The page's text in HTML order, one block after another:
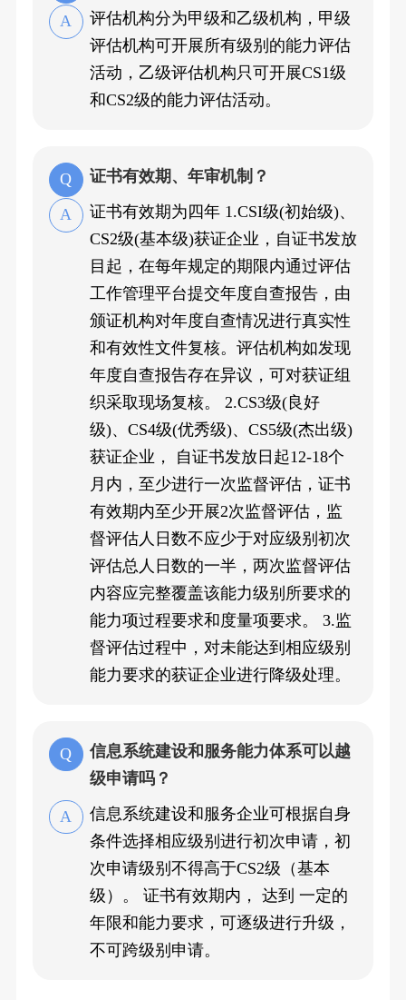
评估机构分为甲级和乙级机构，甲级
评估机构可开展所有级别的能力评估
活动，乙级评估机构只可开展CS1级
和CS2级的能力评估活动。
证书有效期、年审机制？
证书有效期为四年 1.CSI级(初始级)、
CS2级(基本级)获证企业，自证书发放
目起，在每年规定的期限内通过评估
工作管理平台提交年度自查报告，由
颁证机构对年度自查情况进行真实性
和有效性文件复核。评估机构如发现
年度自查报告存在异议，可对获证组
织采取现场复核。 2.CS3级(良好
级)、CS4级(优秀级)、CS5级(杰出级)
获证企业， 自证书发放日起12-18个
月内，至少进行一次监督评估，证书
有效期内至少开展2次监督评估，监
督评估人日数不应少于对应级别初次
评估总人日数的一半，两次监督评估
内容应完整覆盖该能力级别所要求的
能力项过程要求和度量项要求。 3.监
督评估过程中，对未能达到相应级别
能力要求的获证企业进行降级处理。
信息系统建设和服务能力体系可以越
级申请吗？
信息系统建设和服务企业可根据自身
条件选择相应级别进行初次申请，初
次申请级别不得高于CS2级（基本
级）。 证书有效期内， 达到 一定的
年限和能力要求，可逐级进行升级，
不可跨级别申请。